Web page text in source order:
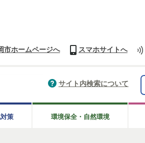
市ホームページへ スマホサイトへ
サイト内検索について
策 環境保全・自然環境